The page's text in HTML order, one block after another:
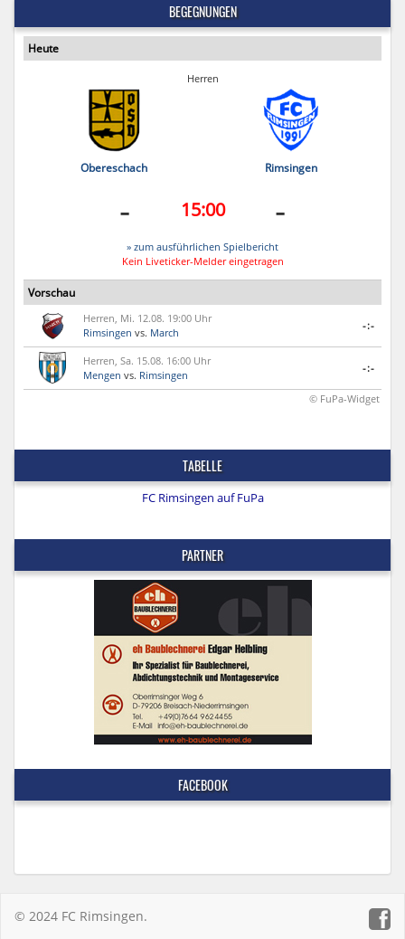
BEGEGNUNGEN
Heute
Herren
Obereschach Rimsingen
- 15:00 -
» zum ausführlichen Spielbericht
Kein Liveticker-Melder eingetragen
Vorschau
Herren, Mi. 12.08. 19:00 Uhr
Rimsingen vs. March
-:-
Herren, Sa. 15.08. 16:00 Uhr
Mengen vs. Rimsingen
-:-
© FuPa-Widget
TABELLE
FC Rimsingen auf FuPa
PARTNER
FACEBOOK
© 2024 FC Rimsingen.